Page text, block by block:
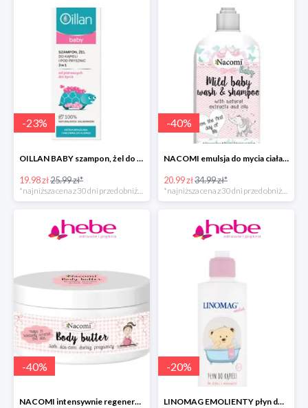
-23%
OILLAN BABY szampon, żel do kąpieli i pod prysznic, 200 ml
19.98 zł25.99 zł*
*najniższa cena z 30 dni przed obniżką
-40%
NACOMI emulsja do mycia ciała dla dzieci
20.99 zł34.99 zł*
*najniższa cena z 30 dni przed obniżką
-40%
NACOMI intensywnie regenerujące masło do ciała dla kobiet w ciąży
-20%
LINOMAG EMOLIENTY płyn do kąpieli dla dzieci i niemowląt